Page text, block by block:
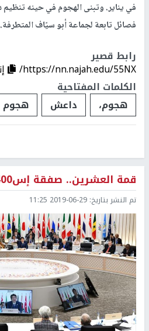
في يناير. وتبنى الهجوم في حينه تنظيم
فصائل تابعة لجماعة أبو سيّاف المتطرفة.
رابط قصير
https://nn.najah.edu/55NX/
الكلمات المفتاحية
هجوم،
داعش هجوم
قمة العشرين.. صفقة إس400 حاضرة بقوة
تم النشر بتاريخ: 2019-06-29 11:25